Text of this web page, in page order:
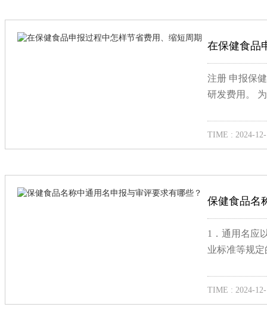
在保健食品
注册 申报保
研发费用。
TIME : 2024-12-
保健食品名
1．通用名应
业标准等规
TIME : 2024-12-